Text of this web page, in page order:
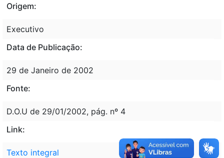
Origem:
Executivo
Data de Publicação:
29 de Janeiro de 2002
Fonte:
D.O.U de 29/01/2002, pág. nº 4
Link:
Texto integral